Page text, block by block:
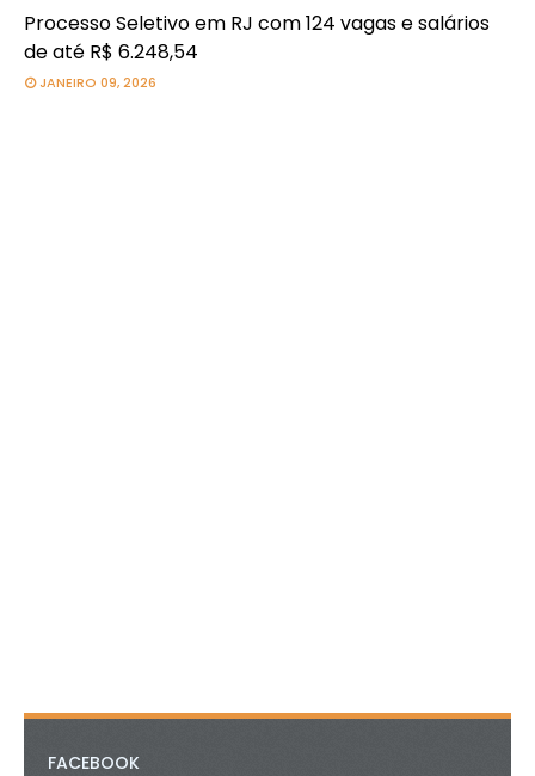
Processo Seletivo em RJ com 124 vagas e salários
de até R$ 6.248,54
JANEIRO 09, 2026
FACEBOOK